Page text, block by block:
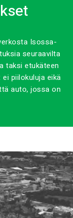
Isossa-
seuraavilta
taksi etukäteen
piilokuluja eikä
auto, jossa on